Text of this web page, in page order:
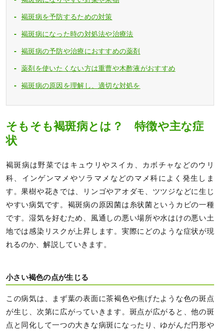
褐斑病を予防するための対策
褐斑病になった時の対処法や治療法
褐斑病の予防や治療におすすめの薬剤
薬剤を使いたくない方は重曹や木酢液がおすすめ
褐斑病の原因を理解し、適切な対処を
そもそも褐斑病とは？ 特徴や主な症
状
褐斑病は野菜ではキュウリやスイカ、カボチャなどのウリ
科、インゲンマメやソラマメなどのマメ科によく発生しま
す。果樹や花きでは、リンゴやアオダモ、ツツジなどに生じ
やすい病気です。褐斑病の原因菌は糸状菌というカビの一種
です。湿気を好むため、風通しの悪い場所や水はけの悪い土
地では感染リスクが上昇します。実際にどのような症状が現
れるのか、解説していきます。
小さい褐色の点が生じる
この病気は、まず葉の表面に茶褐色や焦げたような色の斑点
が生じ、次第に広がっていきます。斑点が広がると、他の斑
点と同化して一つの大きな病斑になったり、ゆがんだ円形や